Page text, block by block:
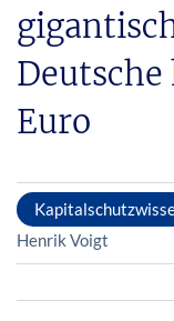
Euro
Henrik Voigt